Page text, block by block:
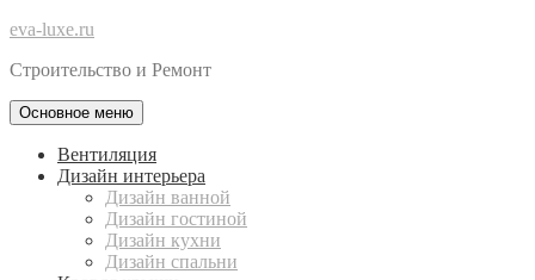
eva-luxe.ru
Строительство и Ремонт
Основное меню
Вентиляция
Дизайн интерьера
Дизайн ванной
Дизайн гостиной
Дизайн кухни
Дизайн спальни